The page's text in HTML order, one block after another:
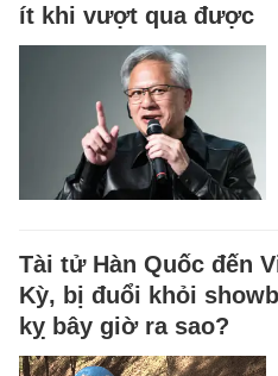
ít khi vượt qua được
Tài tử Hàn Quốc đến
Kỳ, bị đuổi khỏi
kỵ bây giờ ra sao?